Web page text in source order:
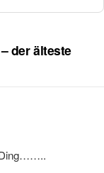
der älteste
Ding……..